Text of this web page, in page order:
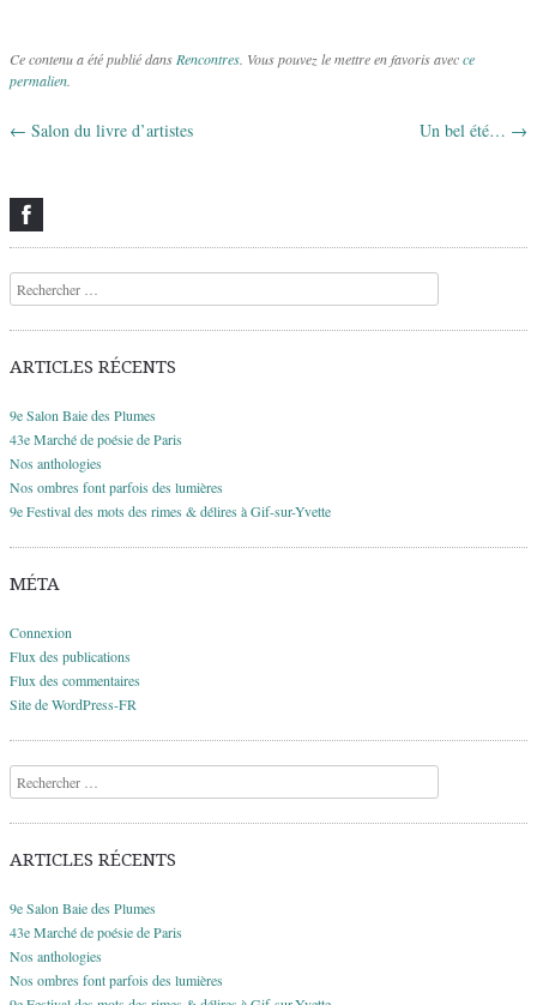
Ce contenu a été publié dans Rencontres . Vous pouvez le mettre en favoris avecce
permalien
Navigation des articles
← Salon du livre d’artistes Un bel été… →
Recherche
ARTICLES RÉCENTS
9e Salon Baie des Plumes
43e Marché de poésie de Paris
Nos anthologies
Nos ombres font parfois des lumières
9e Festival des mots des rimes & délires à Gif-sur-Yvette
MÉTA
Connexion
Flux des publications
Flux des commentaires
Site de WordPress-FR
Recherche
ARTICLES RÉCENTS
9e Salon Baie des Plumes
43e Marché de poésie de Paris
Nos anthologies
Nos ombres font parfois des lumières